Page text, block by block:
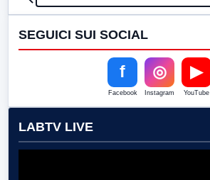
SEGUICI SUI SOCIAL
f
Facebook
◎
Instagram
▶
YouTube
LABTV LIVE